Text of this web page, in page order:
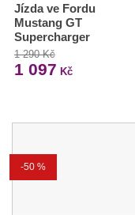
Jízda ve Fordu
Mustang GT
Supercharger
1 290 Kč
1 097 Kč
-50 %